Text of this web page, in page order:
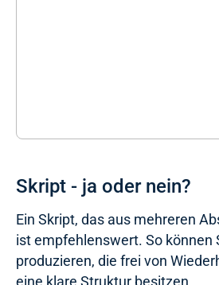
Skript - ja oder nein?
Ein Skript, das aus mehreren
ist empfehlenswert. So können
produzieren, die frei von
eine klare Struktur besitzen.